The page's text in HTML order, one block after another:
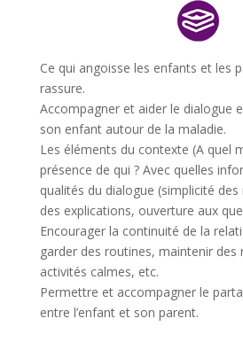
Ce qui angoisse les enfants et les
rassure.
Accompagner et aider le dialogue
son enfant autour de la maladie.
Les éléments du contexte (A quel
présence de qui ? Avec quelles
qualités du dialogue (simplicité
des explications, ouverture aux
Encourager la continuité de la
garder des routines, maintenir des
activités calmes, etc.
Permettre et accompagner le
entre l’enfant et son parent.